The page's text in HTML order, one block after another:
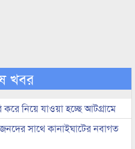
খবর
নিয়ে যাওয়া হচ্ছে আটগ্রামে
সাথে কানাইঘাটের নবাগত